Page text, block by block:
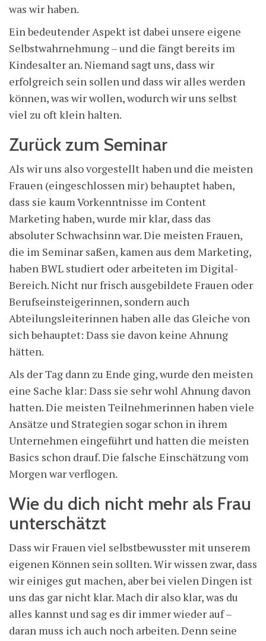
was wir haben.
Ein bedeutender Aspekt ist dabei unsere eigene
Selbstwahrnehmung – und die fängt bereits im
Kindesalter an. Niemand sagt uns, dass wir
erfolgreich sein sollen und dass wir alles werden
können, was wir wollen, wodurch wir uns selbst
viel zu oft klein halten.
Zurück zum Seminar
Als wir uns also vorgestellt haben und die meisten
Frauen (eingeschlossen mir) behauptet haben,
dass sie kaum Vorkenntnisse im Content
Marketing haben, wurde mir klar, dass das
absoluter Schwachsinn war. Die meisten Frauen,
die im Seminar saßen, kamen aus dem Marketing,
haben BWL studiert oder arbeiteten im Digital-
Bereich. Nicht nur frisch ausgebildete Frauen oder
Berufseinsteigerinnen, sondern auch
Abteilungsleiterinnen haben alle das Gleiche von
sich behauptet: Dass sie davon keine Ahnung
hätten.
Als der Tag dann zu Ende ging, wurde den meisten
eine Sache klar: Dass sie sehr wohl Ahnung davon
hatten. Die meisten Teilnehmerinnen haben viele
Ansätze und Strategien sogar schon in ihrem
Unternehmen eingeführt und hatten die meisten
Basics schon drauf. Die falsche Einschätzung vom
Morgen war verflogen.
Wie du dich nicht mehr als Frau
unterschätzt
Dass wir Frauen viel selbstbewusster mit unserem
eigenen Können sein sollten. Wir wissen zwar, dass
wir einiges gut machen, aber bei vielen Dingen ist
uns das gar nicht klar. Mach dir also klar, was du
alles kannst und sag es dir immer wieder auf –
daran muss ich auch noch arbeiten. Denn seine